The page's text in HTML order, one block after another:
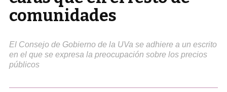
comunidades
El Consejo de Gobierno de la UVa se adhiere a un escrito
en el que se expresa la preocupación sobre los precios
públicos